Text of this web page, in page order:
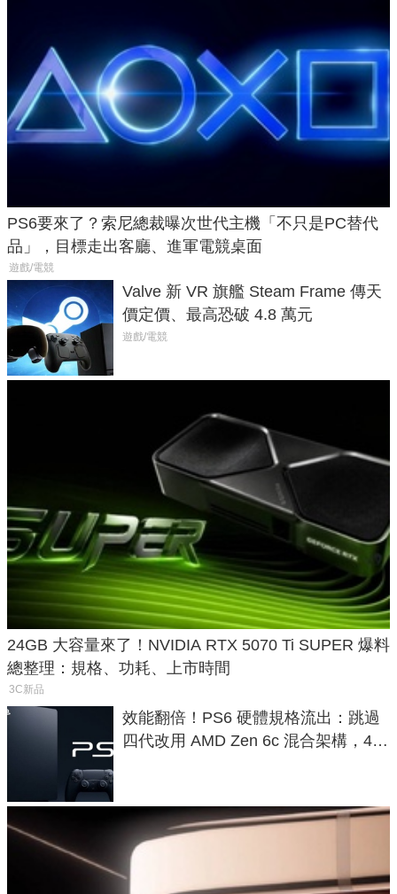
PS6要來了？索尼總裁曝次世代主機「不只是PC替代
品」，目標走出客廳、進軍電競桌面
遊戲/電競
Valve 新 VR 旗艦 Steam Frame 傳天
價定價、最高恐破 4.8 萬元
遊戲/電競
24GB 大容量來了！NVIDIA RTX 5070 Ti SUPER 爆料
總整理：規格、功耗、上市時間
3C新品
效能翻倍！PS6 硬體規格流出：跳過
四代改用 AMD Zen 6c 混合架構，4K